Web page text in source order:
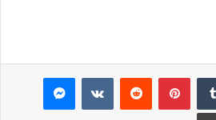
بينتيريست ماسنجر
طباعة